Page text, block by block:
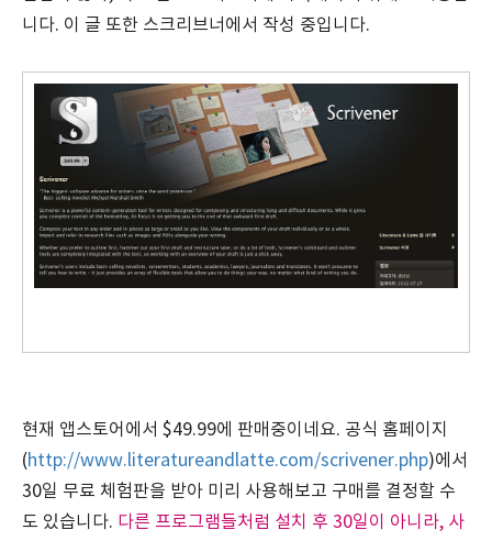
니다. 이 글 또한 스크리브너에서 작성 중입니다.
현재 앱스토어에서 $49.99에 판매중이네요. 공식 홈페이지
(http://www.literatureandlatte.com/scrivener.php)에서
30일 무료 체험판을 받아 미리 사용해보고 구매를 결정할 수
도 있습니다. 다른 프로그램들처럼 설치 후 30일이 아니라, 사